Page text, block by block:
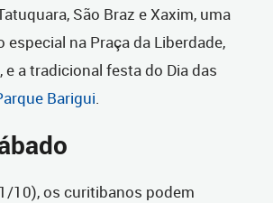
São Braz e Xaxim, uma
especial na Praça da Liberdade,
e a tradicional festa do Dia das
Barigui.
10), os curitibanos podem